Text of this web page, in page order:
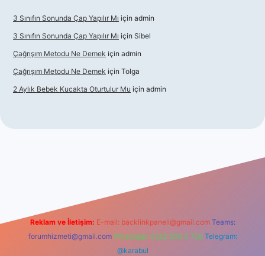
3 Sınıfın Sonunda Çap Yapılır Mı için admin
3 Sınıfın Sonunda Çap Yapılır Mı için Sibel
Çağrışım Metodu Ne Demek için admin
Çağrışım Metodu Ne Demek için Tolga
2 Aylık Bebek Kucakta Oturtulur Mu için admin
Reklam ve İletişim: E-mail: backlinkpaneli@gmail.com Teams:
forumhizmeti@gmail.com Whatsapp: 0262 606 0 726 Telegram:
@karabul